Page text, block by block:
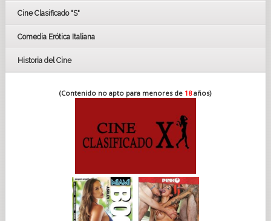
Cine Clasificado "S"
Comedia Erótica Italiana
Historia del Cine
(Contenido no apto para menores de 18años)